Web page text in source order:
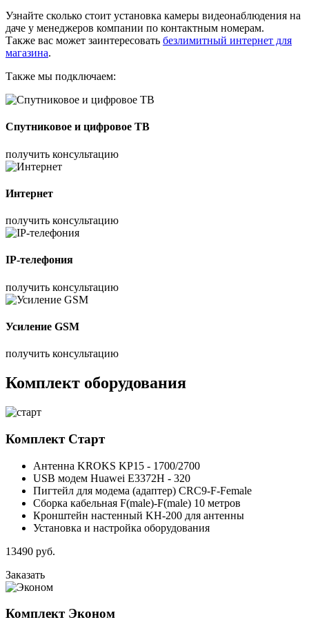
Узнайте сколько стоит установка камеры видеонаблюдения на
даче у менеджеров компании по контактным номерам.
Также вас может заинтересовать безлимитный интернет для
магазина.
Также мы подключаем:
Спутниковое и цифровое ТВ
получить консультацию
Интернет
получить консультацию
IP-телефония
получить консультацию
Усиление GSM
получить консультацию
Комплект оборудования
Комплект Старт
Антенна KROKS KP15 - 1700/2700
USB модем Huawei E3372H - 320
Пигтейл для модема (адаптер) CRC9-F-Female
Сборка кабельная F(male)-F(male) 10 метров
Кронштейн настенный KH-200 для антенны
Установка и настройка оборудования
13490 руб.
Заказать
Комплект Эконом